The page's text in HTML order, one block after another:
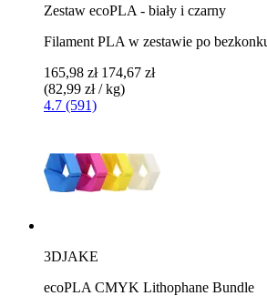
Zestaw ecoPLA - biały i czarny
Filament PLA w zestawie po
165,98 zł 174,67 zł
(82,99 zł / kg)
4.7 (591)
3DJAKE
ecoPLA CMYK Lithophane Bundle